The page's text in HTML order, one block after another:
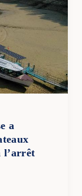
a
l’arrêt